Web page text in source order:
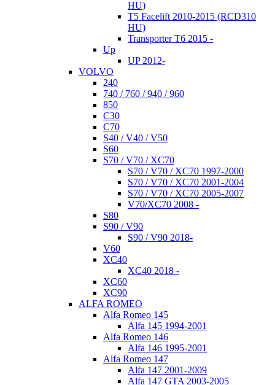
HU)
T5 Facelift 2010-2015 (RCD310
HU)
Transporter T6 2015 -
Up
UP 2012-
VOLVO
240
740 / 760 / 940 / 960
850
C30
C70
S40 / V40 / V50
S60
S70 / V70 / XC70
S70 / V70 / XC70 1997-2000
S70 / V70 / XC70 2001-2004
S70 / V70 / XC70 2005-2007
V70/XC70 2008 -
S80
S90 / V90
S90 / V90 2018-
V60
XC40
XC40 2018 -
XC60
XC90
ALFA ROMEO
Alfa Romeo 145
Alfa 145 1994-2001
Alfa Romeo 146
Alfa 146 1995-2001
Alfa Romeo 147
Alfa 147 2001-2009
Alfa 147 GTA 2003-2005